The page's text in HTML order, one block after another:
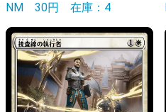
NM 30円 在庫：4